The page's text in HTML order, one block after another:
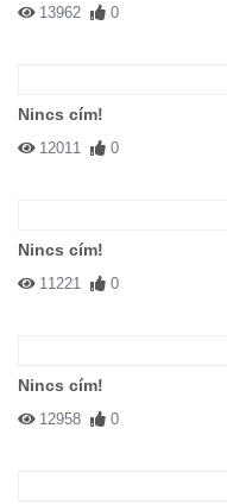
13962 0
Nincs cím!
12011 0
Nincs cím!
11221 0
Nincs cím!
12958 0